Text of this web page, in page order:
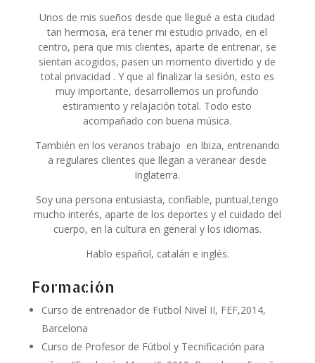
Unos de mis sueños desde que llegué a esta ciudad
tan hermosa, era tener mi estudio privado, en el
centro, pera que mis clientes, aparte de entrenar, se
sientan acogidos, pasen un momento divertido y de
total privacidad . Y que al finalizar la sesión, esto es
muy importante, desarrollemos un profundo
estiramiento y relajación total. Todo esto
acompañado con buena música.
También en los veranos trabajo en Ibiza, entrenando
a regulares clientes que llegan a veranear desde
Inglaterra.
Soy una persona entusiasta, confiable, puntual,tengo
mucho interés, aparte de los deportes y el cuidado del
cuerpo, en la cultura en general y los idiomas.
Hablo español, catalán e inglés.
Formación
Curso de entrenador de Futbol Nivel II, FEF,2014,
Barcelona
Curso de Profesor de Fútbol y Tecnificación para